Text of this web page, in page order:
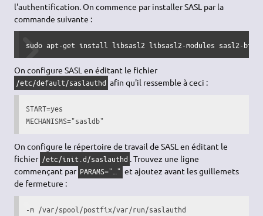
l'authentification. On commence par installer SASL par la
commande suivante :
sudo apt-get install libsasl2 libsasl2-modules sasl2-bin
On configure SASL en éditant le fichier
/etc/default/saslauthd afin qu'il ressemble à ceci :
START=yes
MECHANISMS="sasldb"
On configure le répertoire de travail de SASL en éditant le
fichier /etc/init.d/saslauthd . Trouvez une ligne
commençant par PARAMS="…" et ajoutez avant les guillemets
de fermeture :
-m /var/spool/postfix/var/run/saslauthd